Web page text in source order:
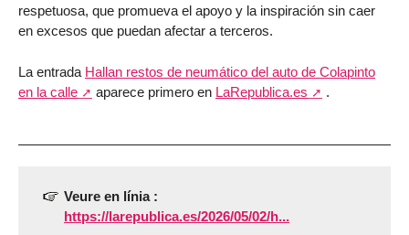
respetuosa, que promueva el apoyo y la inspiración sin caer
en excesos que puedan afectar a terceros.
La entrada Hallan restos de neumático del auto de Colapinto
en la calle
aparece primero en LaRepublica.es .
Veure en línia :
https://larepublica.es/2026/05/02/h...